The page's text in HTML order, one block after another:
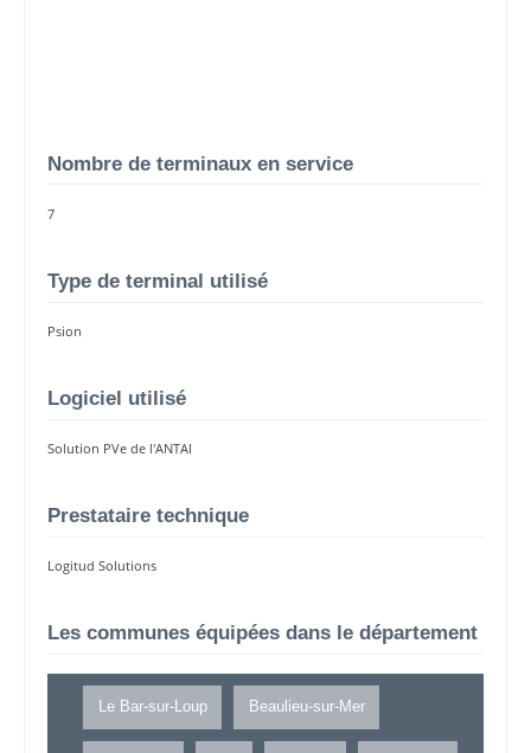
Nombre de terminaux en service
7
Type de terminal utilisé
Psion
Logiciel utilisé
Solution PVe de l'ANTAI
Prestataire technique
Logitud Solutions
Les communes équipées dans le département
Le Bar-sur-Loup Beaulieu-sur-Mer